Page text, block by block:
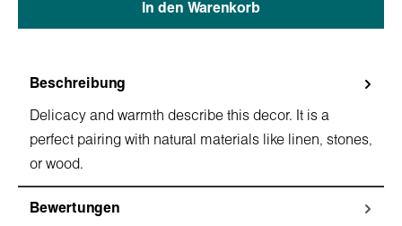
In den Warenkorb
Beschreibung
Delicacy and warmth describe this dеcor. It is a
perfect pairing with natural materials like linen, stones,
or wood.
Bewertungen